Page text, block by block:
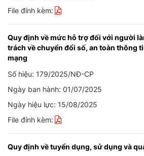
File đính kèm:
Quy định về mức hỗ trợ đối với người
trách về chuyển đổi số, an toàn thông
mạng
Số hiệu: 179/2025/NĐ-CP
Ngày ban hành: 01/07/2025
Ngày hiệu lực: 15/08/2025
File đính kèm:
Quy định về tuyển dụng, sử dụng và